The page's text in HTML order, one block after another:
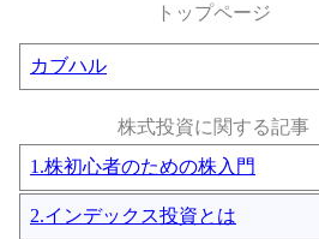
トップページ
カブハル
株式投資に関する記事
1.株初心者のための株入門
2.インデックス投資とは